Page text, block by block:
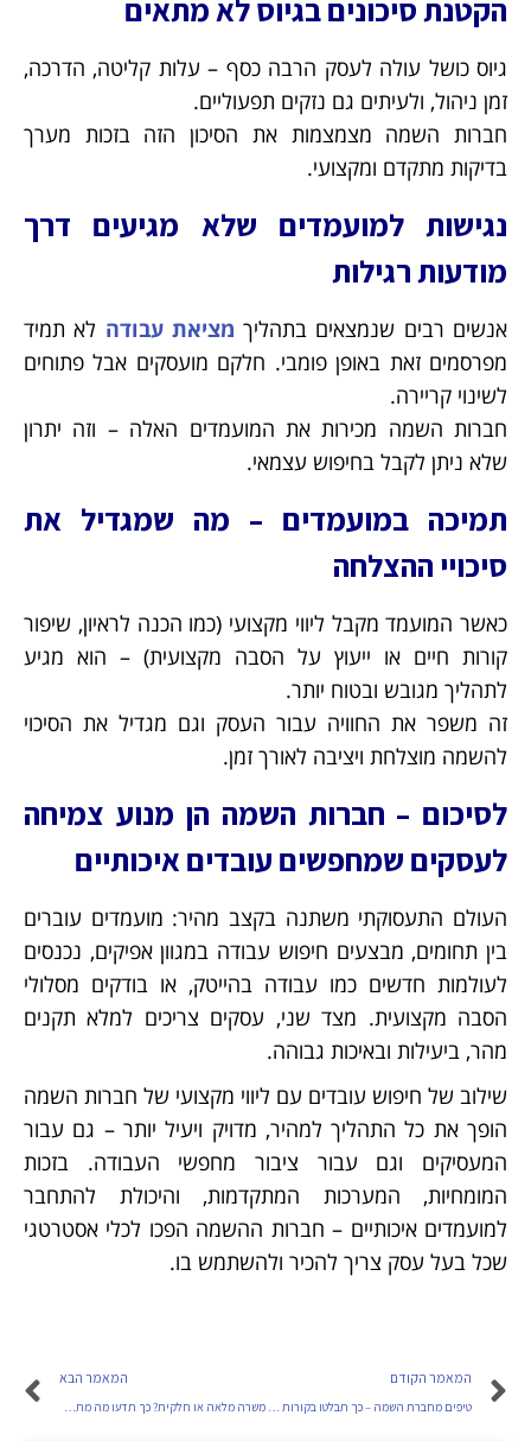
הקטנת סיכונים בגיוס לא מתאים
גיוס כושל עולה לעסק הרבה כסף – עלות קליטה, הדרכה,
זמן ניהול, ולעיתים גם נזקים תפעוליים.
חברות השמה מצמצמות את הסיכון הזה בזכות מערך
בדיקות מתקדם ומקצועי.
נגישות למועמדים שלא מגיעים דרך
מודעות רגילות
אנשים רבים שנמצאים בתהליך מציאת עבודה לא תמיד
מפרסמים זאת באופן פומבי. חלקם מועסקים אבל פתוחים
לשינוי קריירה.
חברות השמה מכירות את המועמדים האלה – וזה יתרון
שלא ניתן לקבל בחיפוש עצמאי.
תמיכה במועמדים – מה שמגדיל את
סיכויי ההצלחה
כאשר המועמד מקבל ליווי מקצועי (כמו הכנה לראיון, שיפור
קורות חיים או ייעוץ על הסבה מקצועית) – הוא מגיע
לתהליך מגובש ובטוח יותר.
זה משפר את החוויה עבור העסק וגם מגדיל את הסיכוי
להשמה מוצלחת ויציבה לאורך זמן.
לסיכום – חברות השמה הן מנוע צמיחה
לעסקים שמחפשים עובדים איכותיים
העולם התעסוקתי משתנה בקצב מהיר: מועמדים עוברים
בין תחומים, מבצעים חיפוש עבודה במגוון אפיקים, נכנסים
לעולמות חדשים כמו עבודה בהייטק, או בודקים מסלולי
הסבה מקצועית. מצד שני, עסקים צריכים למלא תקנים
מהר, ביעילות ובאיכות גבוהה.
שילוב של חיפוש עובדים עם ליווי מקצועי של חברות השמה
הופך את כל התהליך למהיר, מדויק ויעיל יותר – גם עבור
המעסיקים וגם עבור ציבור מחפשי העבודה. בזכות
המומחיות, המערכות המתקדמות, והיכולת להתחבר
למועמדים איכותיים – חברות ההשמה הפכו לכלי אסטרטגי
שכל בעל עסק צריך להכיר ולהשתמש בו.
המאמר הקודם
טיפים מחברת השמה – כך תבלטו בקורות החיים
המאמר הבא
משרה מלאה או חלקית? כך תדעו מה מתאים לקריירה שלכם